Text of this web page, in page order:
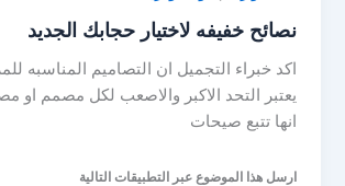
نصائح خفيفه لاختيار حجابك الجديد
اكد خبراء التجميل ان التصاميم المناسبه
يعتبر التحد الاكبر والاصعب لكل مصمم او
انها تتبع صيحات
ارسل هذا الموضوع عبر التطبيقات التالية